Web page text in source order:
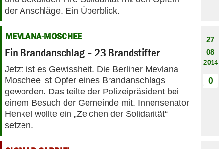
der Anschläge. Ein Überblick.
MEVLANA-MOSCHEE
Ein Brandanschlag – 23 Brandstifter
Jetzt ist es Gewissheit. Die Berliner Mevlana
Moschee ist Opfer eines Brandanschlags
geworden. Das teilte der Polizeipräsident bei
einem Besuch der Gemeinde mit. Innensenator
Henkel wollte ein „Zeichen der Solidarität“
setzen.
27
08
2014
0